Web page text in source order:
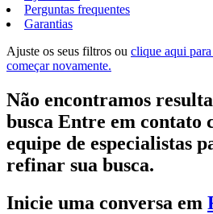
Perguntas frequentes
Garantias
Ajuste os seus filtros ou clique aqui
começar novamente.
Não encontramos
busca Entre em contato
equipe de especialistas
refinar sua busca.
Inicie uma conversa em